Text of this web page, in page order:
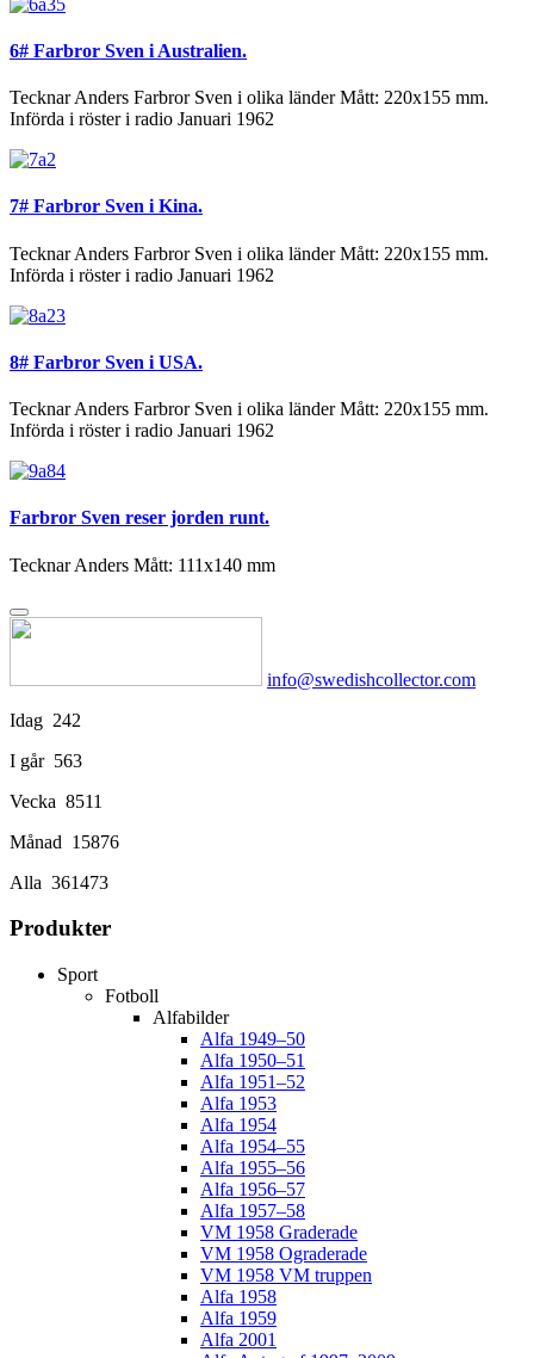
6# Farbror Sven i Australien.
Tecknar Anders Farbror Sven i olika länder Mått: 220x155 mm.
Införda i röster i radio Januari 1962
7# Farbror Sven i Kina.
Tecknar Anders Farbror Sven i olika länder Mått: 220x155 mm.
Införda i röster i radio Januari 1962
8# Farbror Sven i USA.
Tecknar Anders Farbror Sven i olika länder Mått: 220x155 mm.
Införda i röster i radio Januari 1962
Farbror Sven reser jorden runt.
Tecknar Anders Mått: 111x140 mm
info@swedishcollector.com
Idag 242
I går 563
Vecka 8511
Månad 15876
Alla 361473
Produkter
Sport
Fotboll
Alfabilder
Alfa 1949–50
Alfa 1950–51
Alfa 1951–52
Alfa 1953
Alfa 1954
Alfa 1954–55
Alfa 1955–56
Alfa 1956–57
Alfa 1957–58
VM 1958 Graderade
VM 1958 Ograderade
VM 1958 VM truppen
Alfa 1958
Alfa 1959
Alfa 2001